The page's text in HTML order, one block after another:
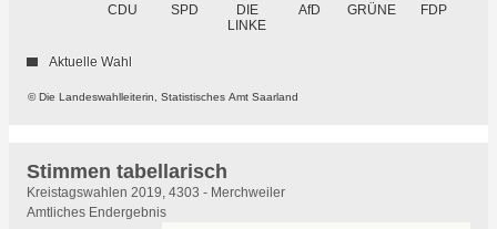
CDU SPD
DIE
LINKE
AfD GRÜNE FDP
© Die Landeswahlleiterin, Statistisches Amt Saarland
Aktuelle Wahl
Stimmen tabellarisch
Stimmen
tabellarisch
Kreistagswahlen 2019, 4303 - Merchweiler
Amtliches Endergebnis